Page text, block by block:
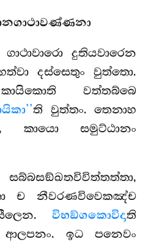
දුතියවාරෙන
දස්සෙතුං වුත්තො.
වත්තබ්බෙ
ති වුත්තං. තෙනාහ
කායො සමුට්ඨානං
ච නීවරණවිවෙකඤ්ච
විභඞ්ගකොවිදාති
ආලපනං. ඉධ පනෙවං